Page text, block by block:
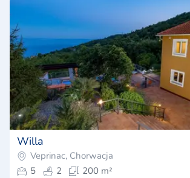
Willa
Veprinac, Chorwacja
5
2
200 m²